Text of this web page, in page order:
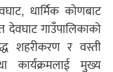
धार्मिक कोणबाट
देवघाट गाउँपालिकाको
शहरीकरण र वस्ती
कार्यक्रमलाई मुख्य